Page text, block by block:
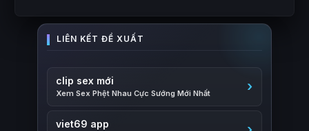
clip sex mới
Xem Sex Phệt Nhau Cực Sướng Mới Nhất
viet69 app